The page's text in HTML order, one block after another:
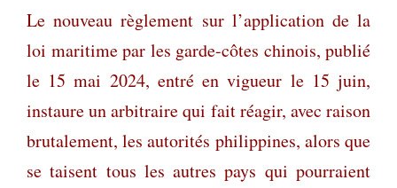
Le nouveau règlement sur l’application de la
loi maritime par les garde-côtes chinois, publié
le 15 mai 2024, entré en vigueur le 15 juin,
instaure un arbitraire qui fait réagir, avec raison
brutalement, les autorités philippines, alors que
se taisent tous les autres pays qui pourraient